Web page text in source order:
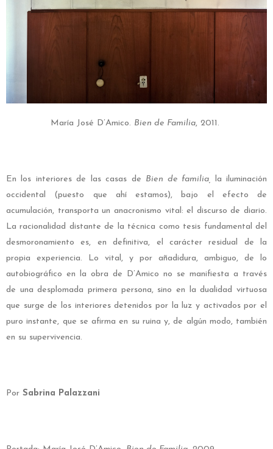
María José D’Amico. Bien de Familia, 2011.
En los interiores de las casas de Bien de familia, la iluminación
occidental (puesto que ahí estamos), bajo el efecto de
acumulación, transporta un anacronismo vital: el discurso de diario.
La racionalidad distante de la técnica como tesis fundamental del
desmoronamiento es, en definitiva, el carácter residual de la
propia experiencia. Lo vital, y por añadidura, ambiguo, de lo
autobiográfico en la obra de D’Amico no se manifiesta a través
de una desplomada primera persona, sino en la dualidad virtuosa
que surge de los interiores detenidos por la luz y activados por el
puro instante, que se afirma en su ruina y, de algún modo, también
en su supervivencia.
Por Sabrina Palazzani